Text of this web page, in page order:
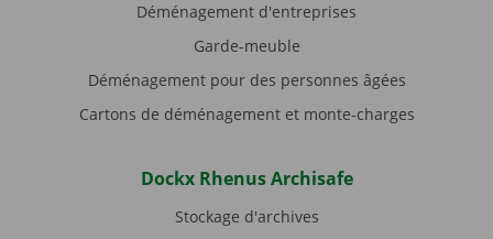
Déménagement d'entreprises
Garde-meuble
Déménagement pour des personnes âgées
Cartons de déménagement et monte-charges
Dockx Rhenus Archisafe
Stockage d'archives